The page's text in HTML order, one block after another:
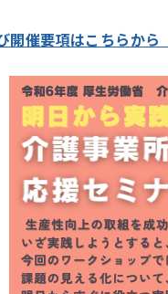
開催要項はこちらか